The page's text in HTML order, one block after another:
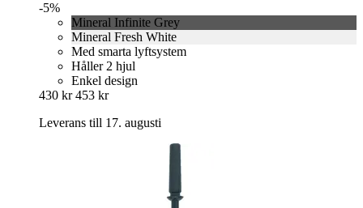
-5%
Mineral Infinite Grey
Mineral Fresh White
Med smarta lyftsystem
Håller 2 hjul
Enkel design
430 kr 453 kr
Leverans till 17. augusti